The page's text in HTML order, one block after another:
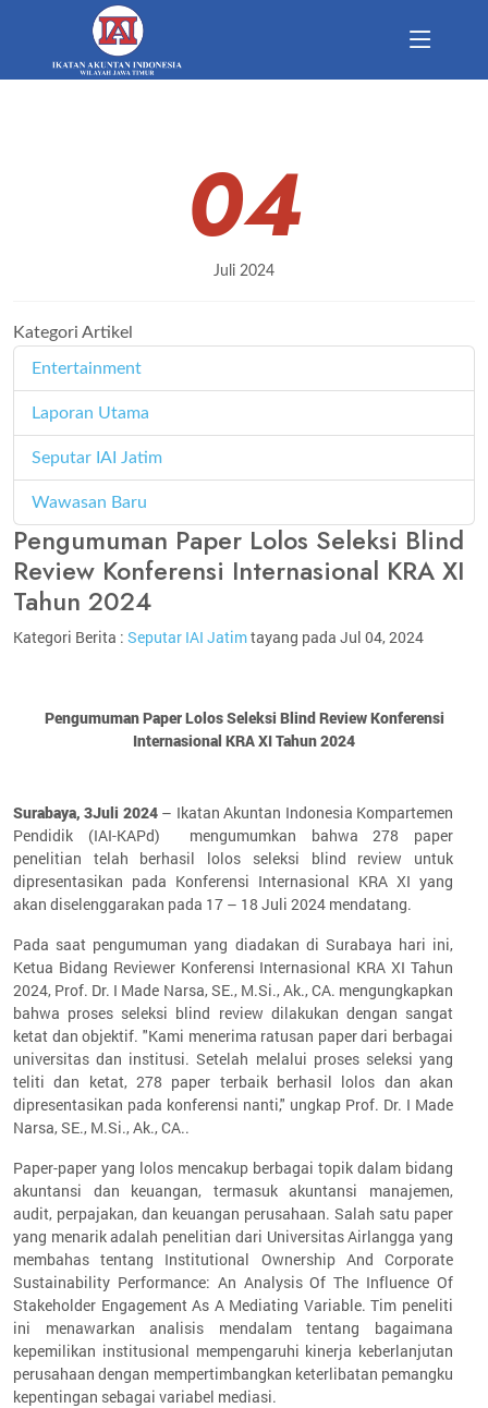
04
Juli 2024
Kategori Artikel
Entertainment
Laporan Utama
Seputar IAI Jatim
Wawasan Baru
Pengumuman Paper Lolos Seleksi Blind
Review Konferensi Internasional KRA XI
Tahun 2024
Kategori Berita : Seputar IAI Jatimtayang pada Jul 04, 2024
Pengumuman Paper Lolos Seleksi Blind Review Konferensi
Internasional KRA XI Tahun 2024
Surabaya, 3Juli 2024– Ikatan Akuntan Indonesia Kompartemen
Pendidik (IAI-KAPd) mengumumkan bahwa 278 paper
penelitian telah berhasil lolos seleksi blind review untuk
dipresentasikan pada Konferensi Internasional KRA XI yang
akan diselenggarakan pada 17 – 18 Juli 2024 mendatang.
Pada saat pengumuman yang diadakan di Surabaya hari ini,
Ketua Bidang Reviewer Konferensi Internasional KRA XI Tahun
2024, Prof. Dr. I Made Narsa, SE., M.Si., Ak., CA. mengungkapkan
bahwa proses seleksi blind review dilakukan dengan sangat
ketat dan objektif. "Kami menerima ratusan paper dari berbagai
universitas dan institusi. Setelah melalui proses seleksi yang
teliti dan ketat, 278 paper terbaik berhasil lolos dan akan
dipresentasikan pada konferensi nanti," ungkap Prof. Dr. I Made
Narsa, SE., M.Si., Ak., CA..
Paper-paper yang lolos mencakup berbagai topik dalam bidang
akuntansi dan keuangan, termasuk akuntansi manajemen,
audit, perpajakan, dan keuangan perusahaan. Salah satu paper
yang menarik adalah penelitian dari Universitas Airlangga yang
membahas tentang Institutional Ownership And Corporate
Sustainability Performance: An Analysis Of The Influence Of
Stakeholder Engagement As A Mediating Variable. Tim peneliti
ini menawarkan analisis mendalam tentang bagaimana
kepemilikan institusional mempengaruhi kinerja keberlanjutan
perusahaan dengan mempertimbangkan keterlibatan pemangku
kepentingan sebagai variabel mediasi.